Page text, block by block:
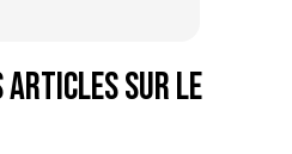
articles sur le